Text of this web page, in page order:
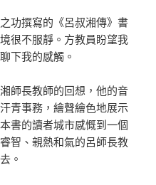
功撰寫的《呂叔湘傳》書
很不服靜。方教員盼望我
下我的感觸。
師長教師的回想，他的音
青事務，繪聲繪色地展示
書的讀者城市感慨到一個
智、親熱和氣的呂師長教
。